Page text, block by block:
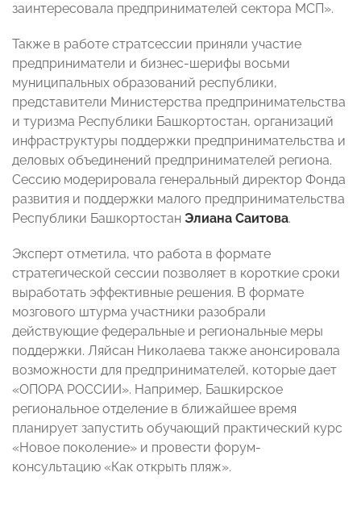
заинтересовала предпринимателей сектора МСП».
Также в работе стратсессии приняли участие
предприниматели и бизнес-шерифы восьми
муниципальных образований республики,
представители Министерства предпринимательства
и туризма Республики Башкортостан, организаций
инфраструктуры поддержки предпринимательства и
деловых объединений предпринимателей региона.
Сессию модерировала генеральный директор Фонда
развития и поддержки малого предпринимательства
Республики Башкортостан Элиана Саитова.
Эксперт отметила, что работа в формате
стратегической сессии позволяет в короткие сроки
выработать эффективные решения. В формате
мозгового штурма участники разобрали
действующие федеральные и региональные меры
поддержки. Ляйсан Николаева также анонсировала
возможности для предпринимателей, которые дает
«ОПОРА РОССИИ». Например, Башкирское
региональное отделение в ближайшее время
планирует запустить обучающий практический курс
«Новое поколение» и провести форум-
консультацию «Как открыть пляж».